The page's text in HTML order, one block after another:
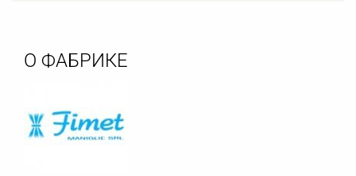
О ФАБРИКЕ